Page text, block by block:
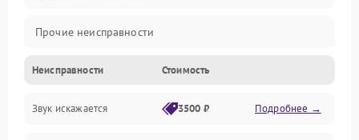
Прочие неисправности
Управление и электроника
Клавиатура
Неисправности Стоимость
Звук искажается 3500 ₽ Подробнее →